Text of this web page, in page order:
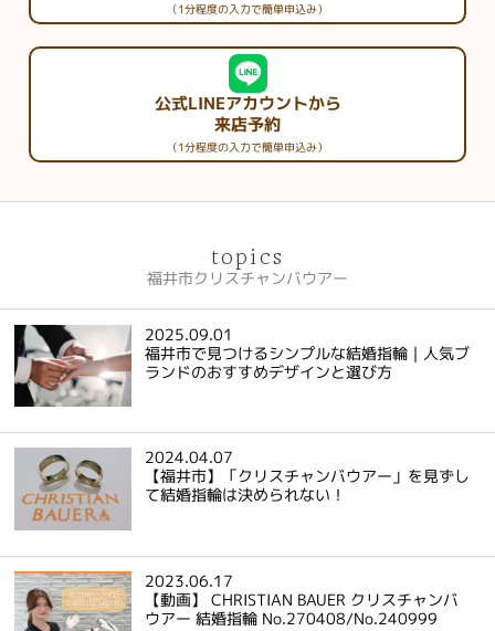
（1分程度の入力で簡単申込み）
公式LINEアカウントから
来店予約
（1分程度の入力で簡単申込み）
topics
福井市クリスチャンバウアー
2025.09.01
福井市で見つけるシンプルな結婚指輪｜人気ブ
ランドのおすすめデザインと選び方
2024.04.07
【福井市】「クリスチャンバウアー」を見ずし
て結婚指輪は決められない！
2023.06.17
【動画】 CHRISTIAN BAUER クリスチャンバ
ウアー 結婚指輪 No.270408/No.240999